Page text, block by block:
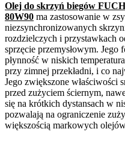
Olej do skrzyń biegów
80W90 ma zastosowanie w
niezsynchronizowanych
rozdzielczych i przystawkach
sprzęcie przemysłowym. Jego
płynność w niskich
przy zimnej przekładni, i co
Jego zwiększone właściwości
przed zużyciem ściernym,
się na krótkich dystansach w
pozwalają na ograniczenie
większością markowych